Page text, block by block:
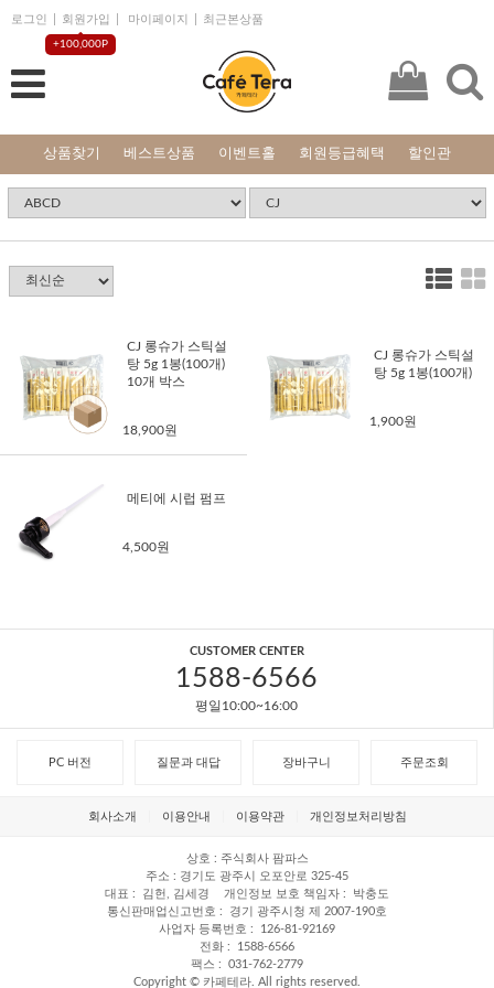
로그인 회원가입
+100,000P
마이페이지 최근본상품
상품찾기 베스트상품 이벤트홀 회원등급혜택 할인관
CJ 롱슈가 스틱설
탕 5g 1봉(100개)
10개 박스
18,900원
CJ 롱슈가 스틱설
탕 5g 1봉(100개)
1,900원
메티에 시럽 펌프
4,500원
CUSTOMER CENTER
1588-6566
평일10:00~16:00
PC 버전 질문과 대답 장바구니 주문조회
회사소개 이용안내 이용약관 개인정보처리방침
상호
주식회사 팜파스
주소
경기도 광주시 오포안로 325-45
대표
김헌, 김세경 개인정보 보호 책임자
박충도
통신판매업신고번호
경기 광주시청 제 2007-190호
사업자 등록번호
126-81-92169
전화
1588-6566
팩스
031-762-2779
Copyright © 카페테라. All rights reserved.